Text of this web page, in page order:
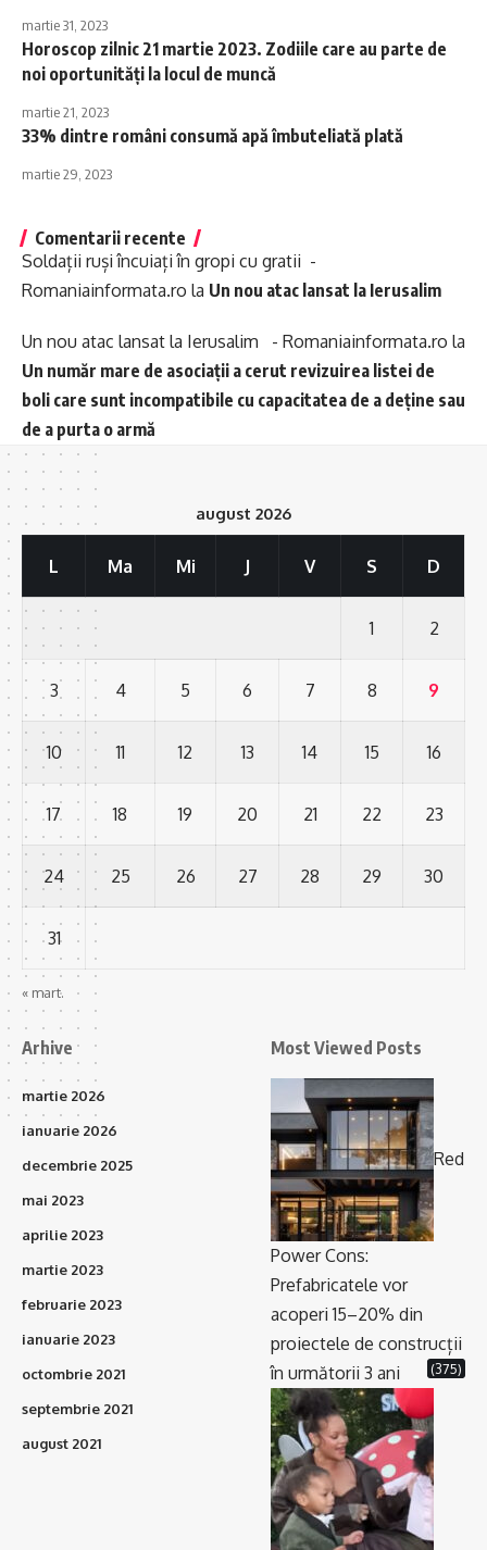
martie 31, 2023
Horoscop zilnic 21 martie 2023. Zodiile care au parte de
noi oportunități la locul de muncă
martie 21, 2023
33% dintre români consumă apă îmbuteliată plată
martie 29, 2023
Comentarii recente
Soldații ruși încuiați în gropi cu gratii -
Romaniainformata.ro la Un nou atac lansat la Ierusalim
Un nou atac lansat la Ierusalim - Romaniainformata.ro la
Un număr mare de asociații a cerut revizuirea listei de
boli care sunt incompatibile cu capacitatea de a deține sau
de a purta o armă
august 2026
L Ma Mi J V S D
1 2
3 4 5 6 7 8 9
10 11 12 13 14 15 16
17 18 19 20 21 22 23
24 25 26 27 28 29 30
31
« mart.
Arhive
martie 2026
ianuarie 2026
decembrie 2025
mai 2023
aprilie 2023
martie 2023
februarie 2023
ianuarie 2023
octombrie 2021
septembrie 2021
august 2021
Most Viewed Posts
Red
Power Cons:
Prefabricatele vor
acoperi 15–20% din
proiectele de construcții
în următorii 3 ani
(375)